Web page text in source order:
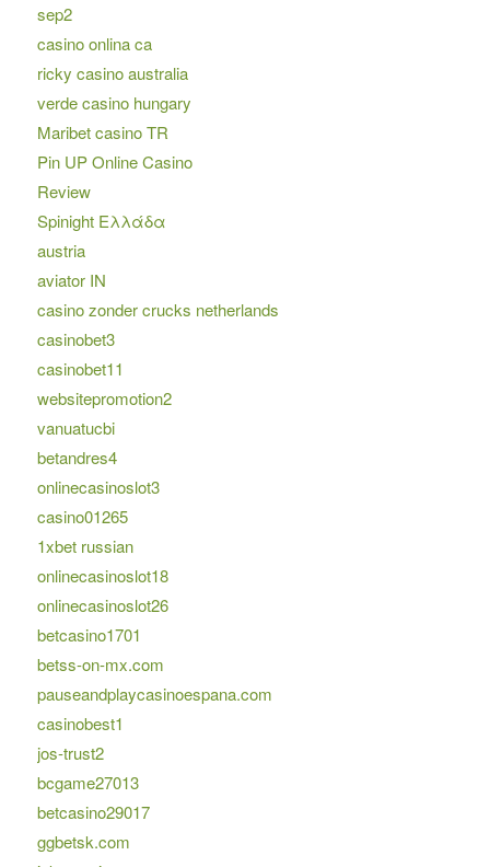
sep2
casino onlina ca
ricky casino australia
verde casino hungary
Maribet casino TR
Pin UP Online Casino
Review
Spinight Ελλάδα
austria
aviator IN
casino zonder crucks netherlands
casinobet3
casinobet11
websitepromotion2
vanuatucbi
betandres4
onlinecasinoslot3
casino01265
1xbet russian
onlinecasinoslot18
onlinecasinoslot26
betcasino1701
betss-on-mx.com
pauseandplaycasinoespana.com
casinobest1
jos-trust2
bcgame27013
betcasino29017
ggbetsk.com